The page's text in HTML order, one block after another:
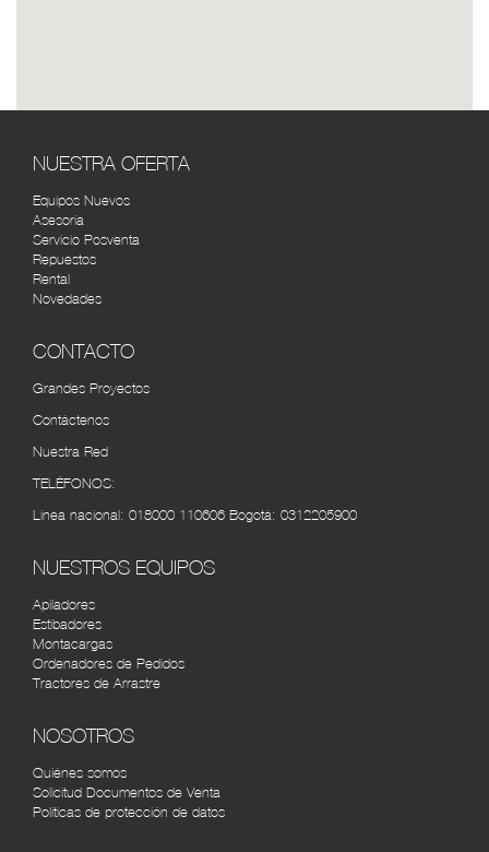
(REPUESTOS) BOGOTÁ
AUTOMERCANTIL DEL CARIBE
BARRANQUILLA
(5) 3490534
CÚCUTA MOTORS
Cra. 7 No. 10 - 52 Autopista internacional, Barrio -
VEHICAFÉ S.A.S PEREIRA
Av. 30 de Agosto #100-112, Pereira, Risaralda,
(2) 4422610
NUESTRA OFERTA
Equipos Nuevos
Asesoría
Servicio Posventa
Repuestos
Rental
Novedades
CONTACTO
Grandes Proyectos
Contáctenos
Nuestra Red
TELÉFONOS:
Línea nacional: 018000 110606 Bogotá: 0312205900
NUESTROS EQUIPOS
Apiladores
Estibadores
Montacargas
Ordenadores de Pedidos
Tractores de Arrastre
NOSOTROS
Quiénes somos
Solicitud Documentos de Venta
Políticas de protección de datos